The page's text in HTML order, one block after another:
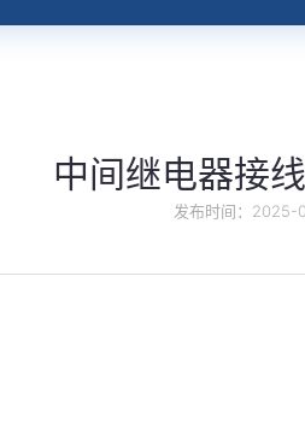
中间继电器接
发布时间：